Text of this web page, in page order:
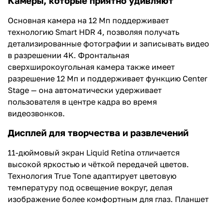
Основная камера на 12 Мп поддерживает
технологию Smart HDR 4, позволяя получать
детализированные фотографии и записывать видео
в разрешении 4K. Фронтальная
сверхширокоугольная камера также имеет
разрешение 12 Мп и поддерживает функцию Center
Stage — она автоматически удерживает
пользователя в центре кадра во время
видеозвонков.
Дисплей для творчества и развлечений
11-дюймовый экран Liquid Retina отличается
высокой яркостью и чёткой передачей цветов.
Технология True Tone адаптирует цветовую
температуру под освещение вокруг, делая
изображение более комфортным для глаз. Планшет